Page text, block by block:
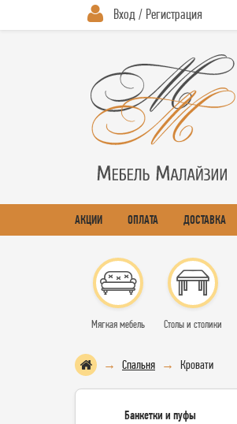
Вход / Регистрация
АКЦИИ ОПЛАТА ДОСТАВКА
Мягкая мебель Столы и столики
Спальня Кровати
Банкетки и пуфы